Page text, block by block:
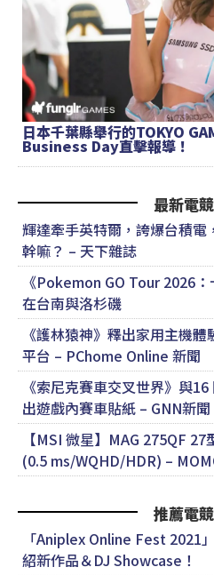
日本千葉縣舉行的TOKYO
Business Day直擊報導！
最新電
輝達牽手英特爾，誇爆台積
幹嘛？ – 天下雜誌
《Pokemon GO Tour 2026
在台南與洛杉磯
《護林猿神》釋出家用主機
平台 – PChome Online 新聞
《索尼克賽車交叉世界》與
出遊戲內賽車貼紙 – GNN新聞
【MSI 微星】MAG 275QF
(0.5 ms/WQHD/HDR) –
推薦電
「Aniplex Online Fest 2021
紹新作品＆DJ Showcase！